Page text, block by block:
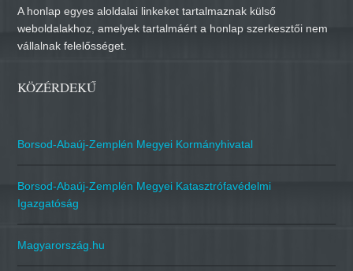
A honlap egyes aloldalai linkeket tartalmaznak külső
weboldalakhoz, amelyek tartalmáért a honlap szerkesztői nem
vállalnak felelősséget.
KÖZÉRDEKŰ
Borsod-Abaúj-Zemplén Megyei Kormányhivatal
Borsod-Abaúj-Zemplén Megyei Katasztrófavédelmi
Igazgatóság
Magyarország.hu